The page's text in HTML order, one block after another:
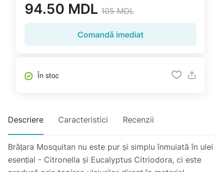
94.50 MDL 105 MDL
Comandă imediat
În stoc
Descriere Caracteristici Recenzii
Brățara Mosquitan nu este pur și simplu înmuiată în ulei
esențial - Citronella și Eucalyptus Citriodora, ci este